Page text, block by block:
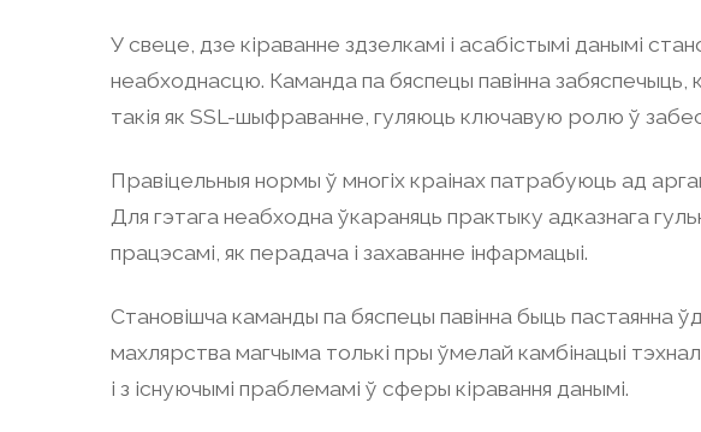
У свеце, дзе кіраванне здзелкамі і асабістымі данымі
неабходнасцю. Каманда па бяспецы павінна
такія як SSL-шыфраванне, гуляюць ключавую ролю ў
Правіцельныя нормы ў многіх краінах патрабуюць ад
Для гэтага неабходна ўкараняць практыку адказнага
працэсамі, як перадача і захаванне інфармацыі.
Становішча каманды па бяспецы павінна быць пастаянна
махлярства магчыма толькі пры ўмелай камбінацыі
і з існуючымі праблемамі ў сферы кіравання данымі.